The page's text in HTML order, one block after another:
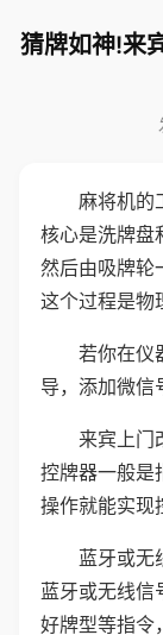
猜牌如神!来
麻将机的
核心是洗牌盘
然后由吸牌轮
这个过程是物
若你在仪
导，添加微信
来宾上门
控牌器一般是
操作就能实现
蓝牙或无
蓝牙或无线信
好牌型等指令